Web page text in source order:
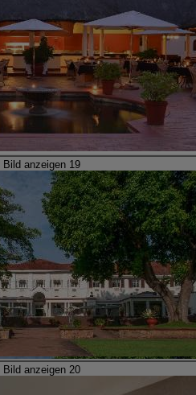
Bild anzeigen 19
Bild anzeigen 20